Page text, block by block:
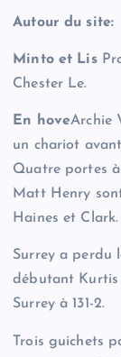
Autour du site:
Minto et Lis
Chester Le.
En hoveArchie
un chariot
Quatre portes
Matt Henry
Haines et Clark.
Surrey a perdu
débutant Kurtis
Surrey à 131-2.
Trois guichets